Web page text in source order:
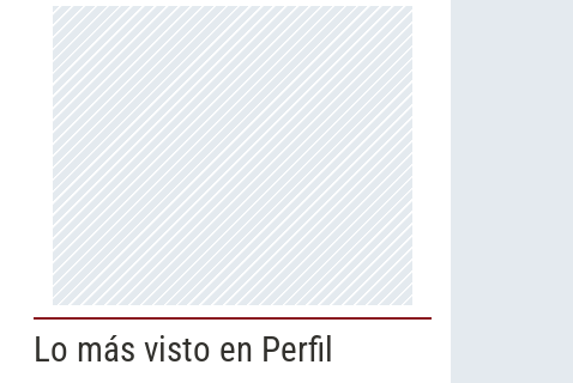
Lo más visto en Perfil